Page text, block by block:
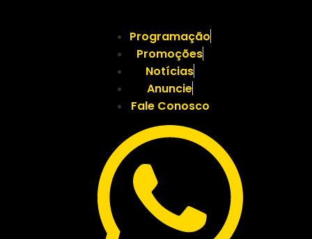
Programação
Promoções
Notícias
Anuncie
Fale Conosco